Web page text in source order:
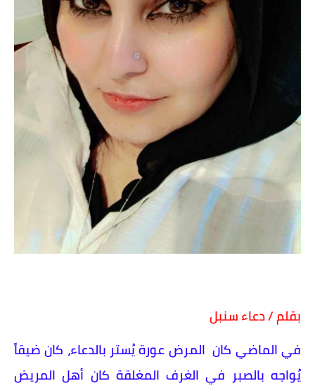
بقلم / دعاء سنبل
في الماضي كان المرض عورة يُستر بالدعاء، كان ضيقاً
يُواجه بالصبر في الغرف المغلقة كان أهل المريض